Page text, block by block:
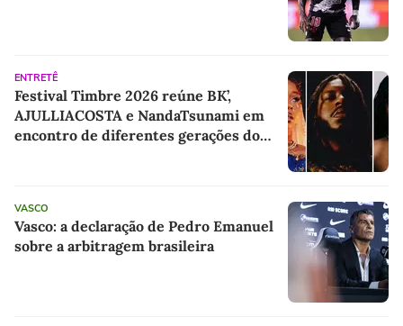
ENTRETÊ
Festival Timbre 2026 reúne BK’,
AJULLIACOSTA e NandaTsunami em
encontro de diferentes gerações do
VASCO
Vasco: a declaração de Pedro Emanuel
sobre a arbitragem brasileira